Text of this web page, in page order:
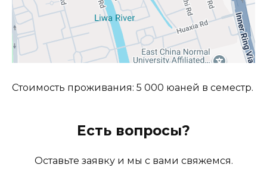
Стоимость проживания: 5 000 юаней в семестр.
Есть вопросы?
Оставьте заявку и мы с вами свяжемся.